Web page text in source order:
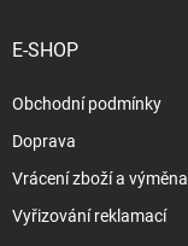
E-SHOP
Obchodní podmínky
Doprava
Vrácení zboží a výměna
Vyřizování reklamací